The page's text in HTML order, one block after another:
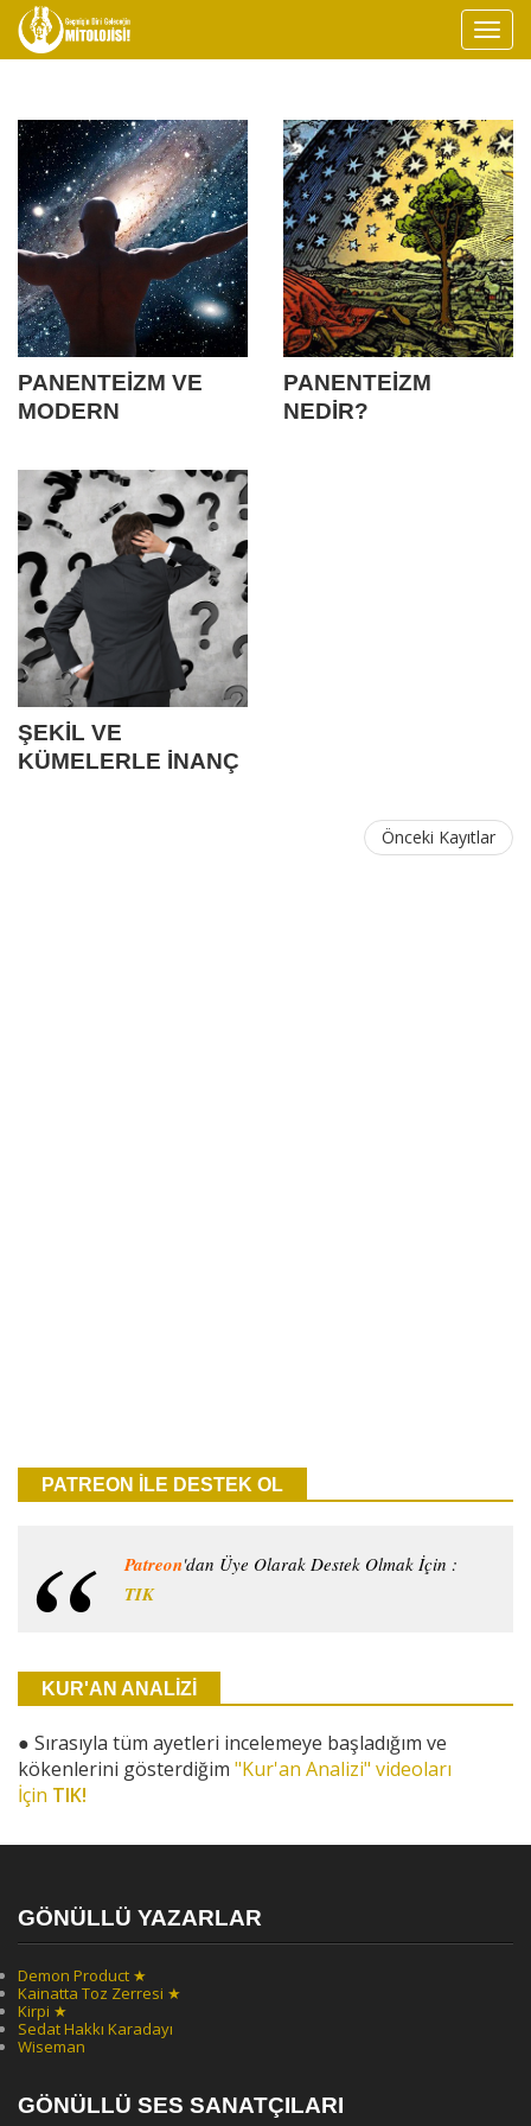
PANENTEİZM VE
MODERN
PANENTEİZM
NEDİR?
ŞEKİL VE
KÜMELERLE İNANÇ
Önceki Kayıtlar
PATREON İLE DESTEK OL
Patreon'dan Üye Olarak Destek Olmak İçin :
TIK
KUR'AN ANALİZİ
● Sırasıyla tüm ayetleri incelemeye başladığım ve
kökenlerini gösterdiğim "Kur'an Analizi" videoları
İçin TIK!
GÖNÜLLÜ YAZARLAR
Demon Product ★
Kainatta Toz Zerresi ★
Kirpi ★
Sedat Hakkı Karadayı
Wiseman
GÖNÜLLÜ SES SANATÇILARI